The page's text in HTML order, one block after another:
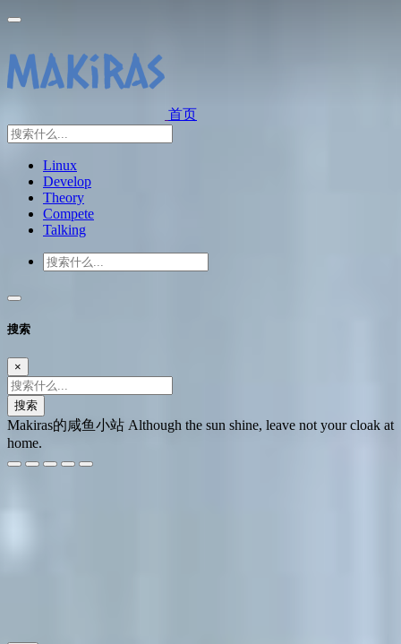
首页
Linux
Develop
Theory
Compete
Talking
搜索
×
搜索
Makiras的咸鱼小站 Although the sun shine, leave not your cloak at
home.